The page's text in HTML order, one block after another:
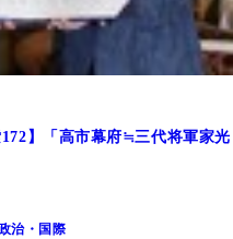
】「高市幕府≒三代将軍家光
治・国際